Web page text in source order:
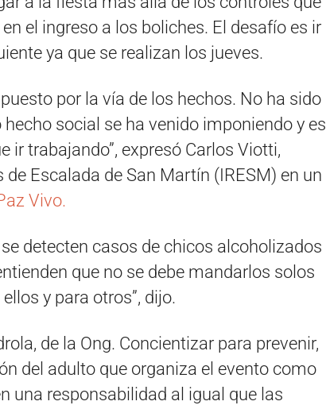
el ingreso a los boliches. El desafío es ir
ya que se realizan los jueves.
por la vía de los hechos. No ha sido
social se ha venido imponiendo y es
ir trabajando”, expresó Carlos Viotti,
Escalada de San Martín (IRESM) en un
Vivo.
detecten casos de chicos alcoholizados
que no se debe mandarlos solos
y para otros”, dijo.
de la Ong. Concientizar para prevenir,
del adulto que organiza el evento como
una responsabilidad al igual que las